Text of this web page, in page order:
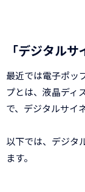
「デジタル
最近では電子ポッ
プとは、液晶ディ
で、デジタルサイ
以下では、デジタ
ます。